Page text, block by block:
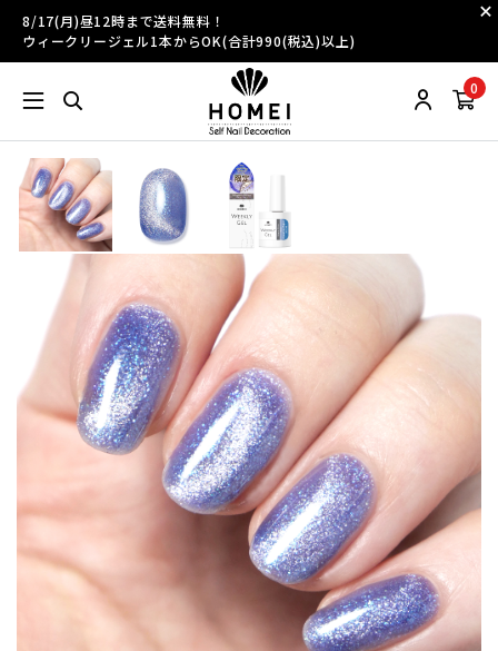
8/17(月)昼12時まで送料無料！
ウィークリージェル1本からOK(合計990(税込)以上)
0